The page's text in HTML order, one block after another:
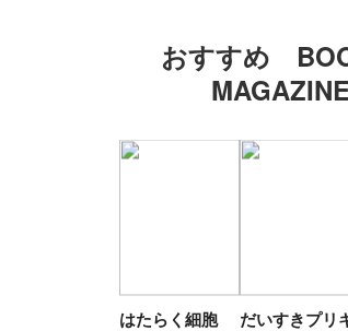
おすすめ
はたらく細胞
だいすきプリ